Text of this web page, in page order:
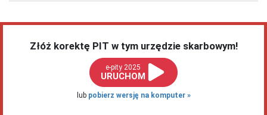
Złóż korektę PIT w tym urzędzie skarbowym!
e-pity 2025
URUCHOM
lub pobierz wersję na komputer